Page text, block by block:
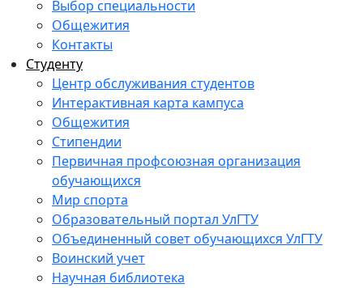
Выбор специальности
Общежития
Контакты
Студенту
Центр обслуживания студентов
Интерактивная карта кампуса
Общежития
Стипендии
Первичная профсоюзная организация
обучающихся
Мир спорта
Образовательный портал УлГТУ
Объединенный совет обучающихся УлГТУ
Воинский учет
Научная библиотека